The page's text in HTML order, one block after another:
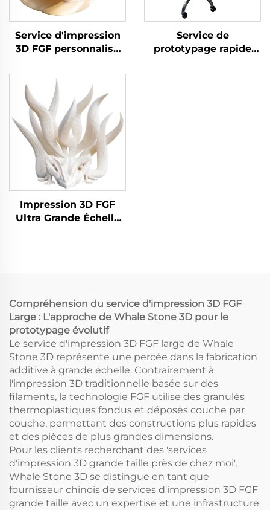
Service d'impression
3D FGF personnalisé
précision pour le
prototypage rapide
industriel et la micro-
usinage
Service de
prototypage rapide
Impression 3D FGF
Ultra Grande Échelle
Compréhension du service d'impression 3D FGF
Large : L'approche de Whale Stone 3D pour le
prototypage évolutif
Le service d'impression 3D FGF large de Whale
Stone 3D représente une percée dans la fabrication
additive à grande échelle. Contrairement à
l'impression 3D traditionnelle basée sur des
filaments, la technologie FGF utilise des granulés
thermoplastiques fondus et déposés couche par
couche, permettant des constructions plus rapides
et des pièces de plus grandes dimensions.
Pour les clients recherchant des 'services
d'impression 3D grande taille près de chez moi',
Whale Stone 3D se distingue en tant que
fournisseur chinois de services d'impression 3D FGF
grande taille avec un expertise et une infrastructure